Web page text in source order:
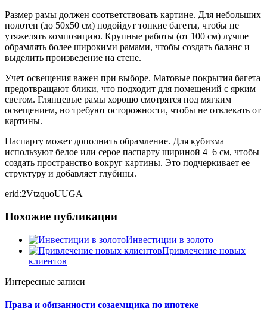
Размер рамы должен соответствовать картине. Для небольших
полотен (до 50х50 см) подойдут тонкие багеты, чтобы не
утяжелять композицию. Крупные работы (от 100 см) лучше
обрамлять более широкими рамами, чтобы создать баланс и
выделить произведение на стене.
Учет освещения важен при выборе. Матовые покрытия багета
предотвращают блики, что подходит для помещений с ярким
светом. Глянцевые рамы хорошо смотрятся под мягким
освещением, но требуют осторожности, чтобы не отвлекать от
картины.
Паспарту может дополнить обрамление. Для кубизма
используют белое или серое паспарту шириной 4–6 см, чтобы
создать пространство вокруг картины. Это подчеркивает ее
структуру и добавляет глубины.
erid:2VtzquoUUGA
Похожие публикации
Инвестиции в золото
Привлечение новых
клиентов
Интересные записи
Права и обязанности созаемщика по ипотеке